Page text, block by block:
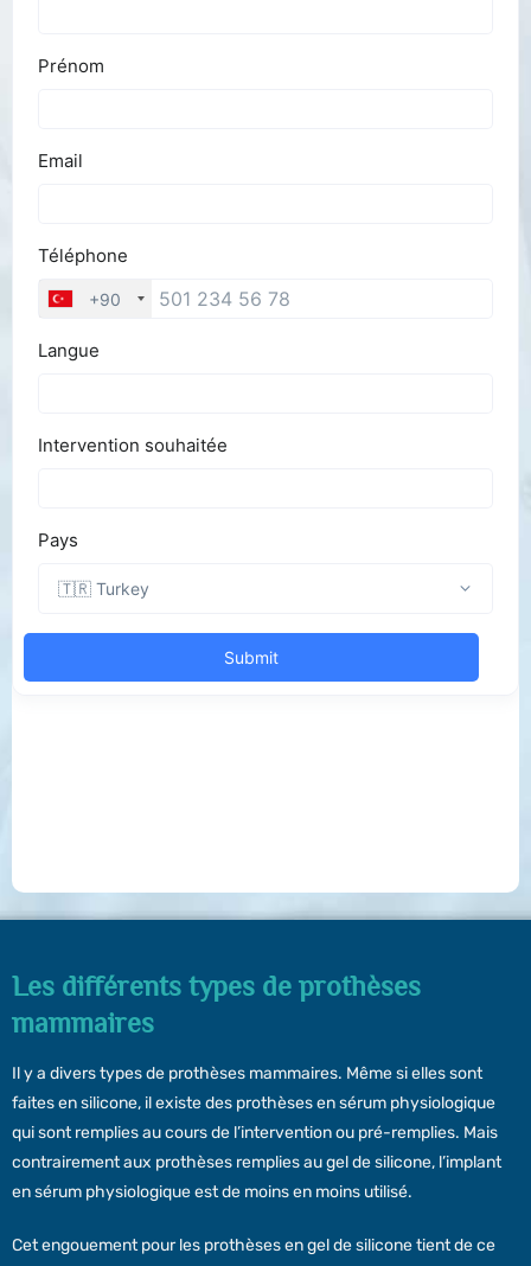
Les différents types de prothèses
mammaires
Il y a divers types de prothèses mammaires. Même si elles sont
faites en silicone, il existe des prothèses en sérum physiologique
qui sont remplies au cours de l’intervention ou pré-remplies. Mais
contrairement aux prothèses remplies au gel de silicone, l’implant
en sérum physiologique est de moins en moins utilisé.
Cet engouement pour les prothèses en gel de silicone tient de ce